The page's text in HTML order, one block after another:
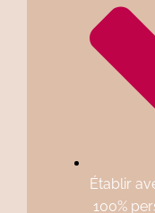
Établir
100%